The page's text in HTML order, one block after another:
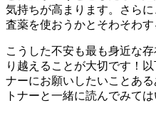
気持ちが高まります。さら
査薬を使おうかとそわそわす
こうした不安も最も身近な
り越えることが大切です！
ナーにお願いしたいことあ
トナーと一緒に読んでみて